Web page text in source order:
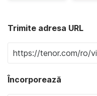
Trimite adresa URL
Încorporează